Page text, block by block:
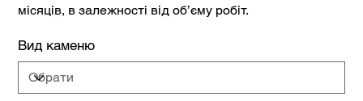
місяців, в залежності від об’єму робіт.
Вид каменю